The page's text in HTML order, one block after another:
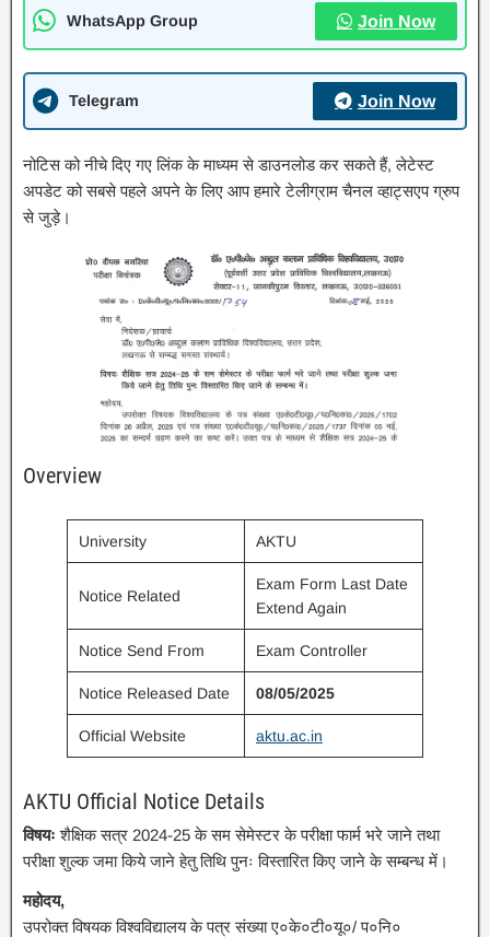
WhatsApp Group Join Now
Telegram Join Now
नोटिस को नीचे दिए गए लिंक के माध्यम से डाउनलोड कर सकते हैं, लेटेस्ट
अपडेट को सबसे पहले अपने के लिए आप हमारे टेलीग्राम चैनल व्हाट्सएप ग्रुप
से जुड़े।
Overview
University AKTU
Notice Related
Exam Form Last Date
Extend Again
Notice Send From Exam Controller
Notice Released Date 08/05/2025
Official Website aktu.ac.in
AKTU Official Notice Details
विषयः शैक्षिक सत्र 2024-25 के सम सेमेस्टर के परीक्षा फार्म भरे जाने तथा
परीक्षा शुल्क जमा किये जाने हेतु तिथि पुनः विस्तारित किए जाने के सम्बन्ध में।
महोदय,
उपरोक्त विषयक विश्वविद्यालय के पत्र संख्या ए०के०टी०यू०/ प०नि०